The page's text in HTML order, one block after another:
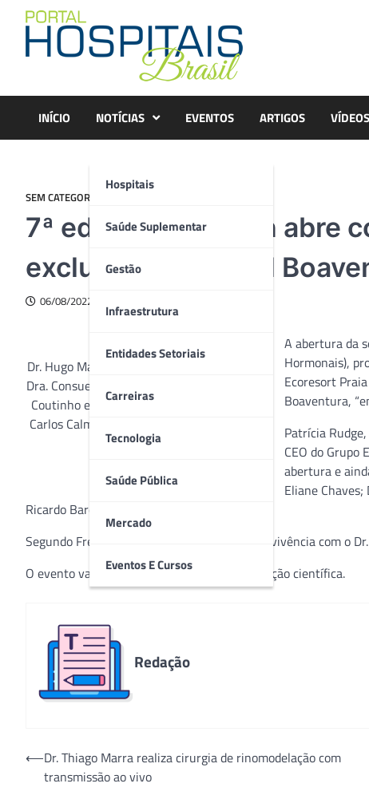
content
INÍCIO NOTÍCIAS
Hospitais
Saúde Suplementar
Gestão
Infraestrutura
Entidades Setoriais
Carreiras
Tecnologia
Saúde Pública
Mercado
Eventos E Cursos
EVENTOS ARTIGOS VÍDEOS
SEM CATEGORIA
7ª edição do Enatih abre
exclusivo de Daniel
06/08/2022
Dr. Hugo Maia Filho, Fred Benzaquen Costa,
Dra. Consuelo Callizo, Dr. Walter Pace, Elsior
Coutinho e Teresa Pereira (sócios), Dr. Luiz
Carlos Calmon, Dra. Eliane Chaves, Patrícia
Rudge
A abertura da
Hormonais),
Ecoresort
Boaventura,
Patrícia
CEO do Grupo
abertura e
Eliane
Ricardo Barone; e Dr. Walter Pace.
Segundo Fred, “a experiência que tive e a convivência com o
O evento vai até domingo, 7, com a programação científica.
Redação
Navegação
⟵Dr. Thiago Marra realiza cirurgia de rinomodelação com
transmissão ao vivo